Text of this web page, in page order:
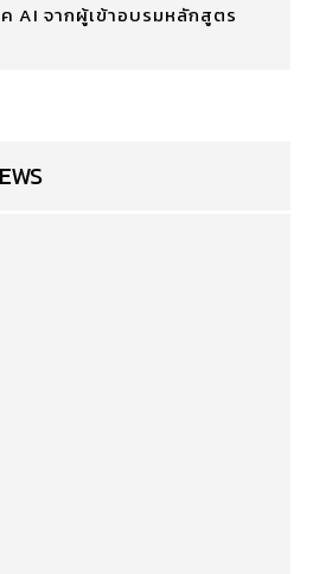
AI จากผู้เข้าอบรมหลักสูตร